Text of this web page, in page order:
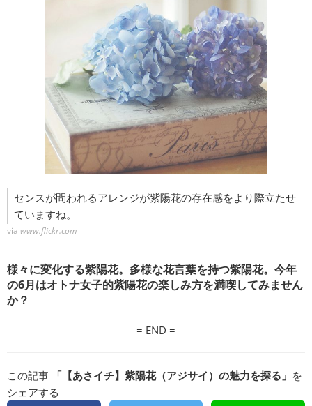
センスが問われるアレンジが紫陽花の存在感をより際立たせ
ていますね。
via www.flickr.com
様々に変化する紫陽花。多様な花言葉を持つ紫陽花。今年
の6月はオトナ女子的紫陽花の楽しみ方を満喫してみません
か？
= END =
この記事 「【あさイチ】紫陽花（アジサイ）の魅力を探る」 を
シェアする